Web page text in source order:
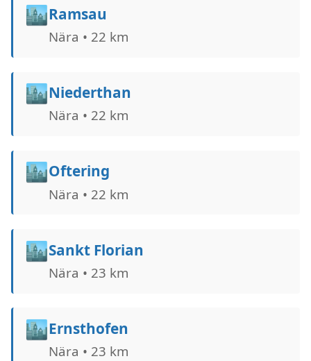
🏙️Ramsau
Nära • 22 km
🏙️Niederthan
Nära • 22 km
🏙️Oftering
Nära • 22 km
🏙️Sankt Florian
Nära • 23 km
🏙️Ernsthofen
Nära • 23 km